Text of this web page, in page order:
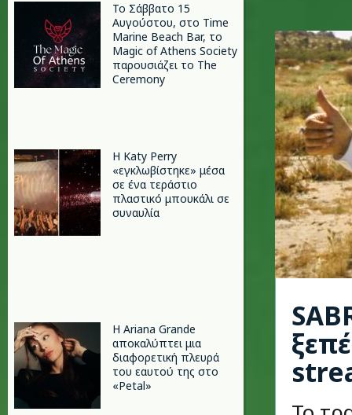
Το Σάββατο 15
Αυγούστου, στο Time
Marine Beach Bar, το
Magic of Athens Society
παρουσιάζει το The
Ceremony
H Katy Perry
«εγκλωβίστηκε» μέσα
σε ένα τεράστιο
πλαστικό μπουκάλι σε
συναυλία
Η Ariana Grande
αποκαλύπτει μια
διαφορετική πλευρά
του εαυτού της στο
«Petal»